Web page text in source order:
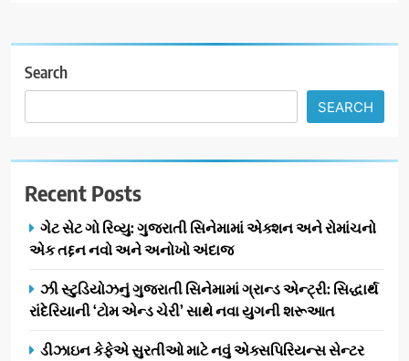
Search
SEARCH
Recent Posts
ગેટ સેટ ગો રિવ્યુ: ગુજરાતી સિનેમામાં એક્શન અને રોમાંચનો
એક તદ્દન નવો અને અનોખો અંદાજ
ઝી સ્ટુડિયોઝનું ગુજરાતી સિનેમામાં ગ્રાન્ડ એન્ટ્રી: સિદ્ધાર્થ
રાંદેરિયાની ‘ટોમ એન્ડ ચેરી’ સાથે નવા યુગની શરૂઆત
ડીઝાઇન કેફેએ સુરતીઓ માટે નવું એક્સપિરિયન્સ સેન્ટર